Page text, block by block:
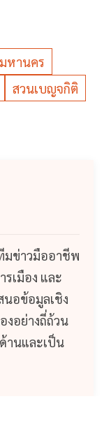
หานคร
สวนเบญจกิติ
มข่าวมืออาชีพ
เมือง และ
นอข้อมูลเชิง
งอย่างถี่ถ้วน
านและเป็น